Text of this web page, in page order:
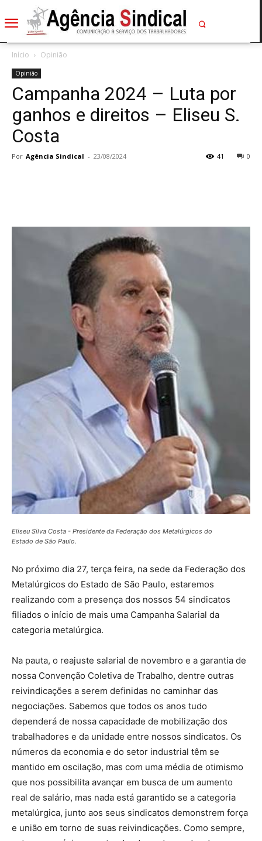
Início Opinião
Opinião
Campanha 2024 – Luta por
ganhos e direitos – Eliseu S.
Costa
Por Agência Sindical - 23/08/2024 0
41
Eliseu Silva Costa - Presidente da Federação dos Metalúrgicos do
Estado de São Paulo.
No próximo dia 27, terça feira, na sede da Federação dos
Metalúrgicos do Estado de São Paulo, estaremos
realizando com a presença dos nossos 54 sindicatos
filiados o início de mais uma Campanha Salarial da
categoria metalúrgica.
Na pauta, o reajuste salarial de novembro e a garantia de
nossa Convenção Coletiva de Trabalho, dentre outras
reivindicações a serem definidas no caminhar das
negociações. Sabemos que todos os anos tudo
dependerá de nossa capacidade de mobilização dos
trabalhadores e da unidade entre nossos sindicatos. Os
números da economia e do setor industrial têm se
mantido em oscilação, mas com uma média de otimismo
que nos possibilita avançar em busca de um aumento
real de salário, mas nada está garantido se a categoria
metalúrgica, junto aos seus sindicatos demonstrem força
e união em torno de suas reivindicações. Como sempre,